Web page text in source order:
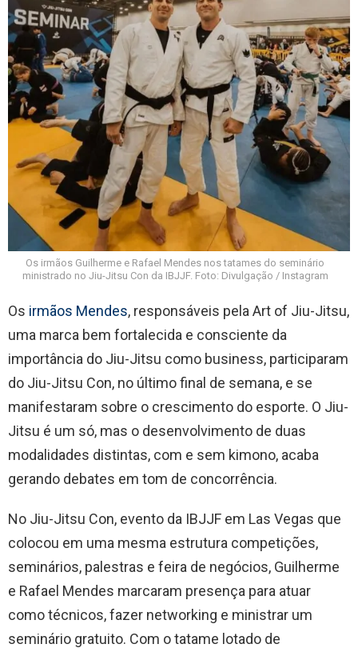
Os irmãos Guilherme e Rafael Mendes nos tatames do seminário
ministrado no Jiu-Jitsu Con da IBJJF. Foto: Divulgação / Instagram
Os irmãos Mendes, responsáveis pela Art of Jiu-Jitsu,
uma marca bem fortalecida e consciente da
importância do Jiu-Jitsu como business, participaram
do Jiu-Jitsu Con, no último final de semana, e se
manifestaram sobre o crescimento do esporte. O Jiu-
Jitsu é um só, mas o desenvolvimento de duas
modalidades distintas, com e sem kimono, acaba
gerando debates em tom de concorrência.
No Jiu-Jitsu Con, evento da IBJJF em Las Vegas que
colocou em uma mesma estrutura competições,
seminários, palestras e feira de negócios, Guilherme
e Rafael Mendes marcaram presença para atuar
como técnicos, fazer networking e ministrar um
seminário gratuito. Com o tatame lotado de